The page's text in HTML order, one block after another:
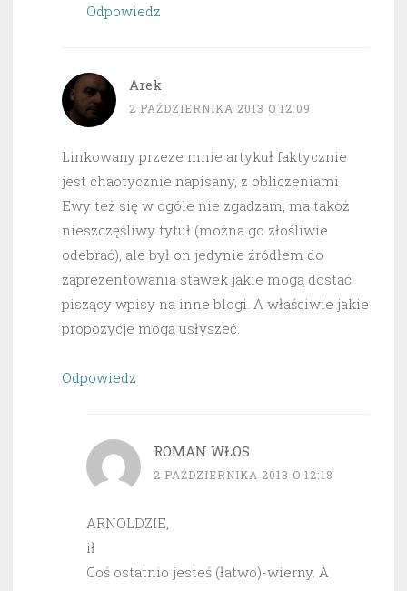
Odpowiedz
Arek
2 PAŹDZIERNIKA 2013 O 12:09
Linkowany przeze mnie artykuł faktycznie
jest chaotycznie napisany, z obliczeniami
Ewy też się w ogóle nie zgadzam, ma takoż
nieszczęśliwy tytuł (można go złośliwie
odebrać), ale był on jedynie źródłem do
zaprezentowania stawek jakie mogą dostać
piszący wpisy na inne blogi. A właściwie jakie
propozycje mogą usłyszeć.
Odpowiedz
ROMAN WŁOS
2 PAŹDZIERNIKA 2013 O 12:18
ARNOLDZIE,
ił
Coś ostatnio jesteś (łatwo)-wierny. A